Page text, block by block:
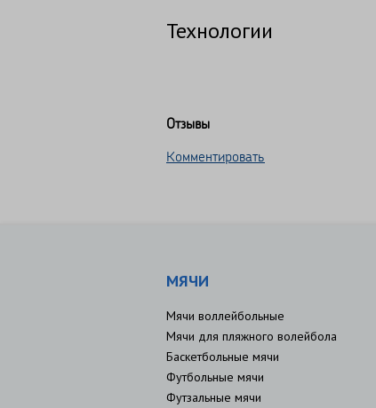
Технологии
Отзывы
Комментировать
МЯЧИ
Мячи воллейбольные
Мячи для пляжного волейбола
Баскетбольные мячи
Футбольные мячи
Футзальные мячи